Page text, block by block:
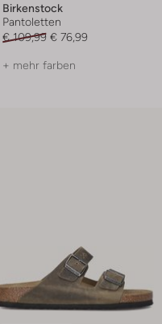
Birkenstock
Pantoletten
€ 109,99 € 76,99
+ mehr farben